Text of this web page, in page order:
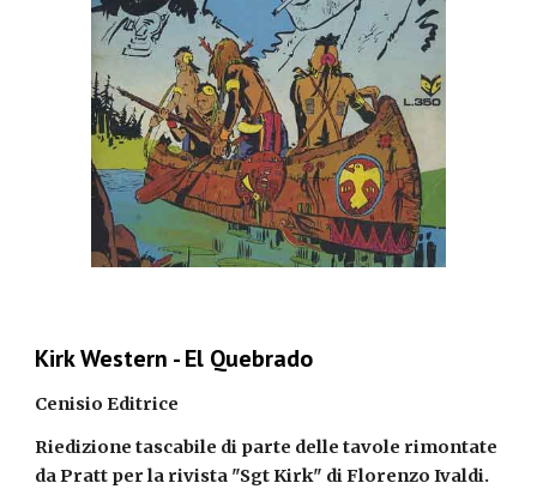
Kirk Western - El Quebrado
Cenisio Editrice
Riedizione tascabile di parte delle tavole rimontate
da Pratt per la rivista "Sgt Kirk" di Florenzo Ivaldi.